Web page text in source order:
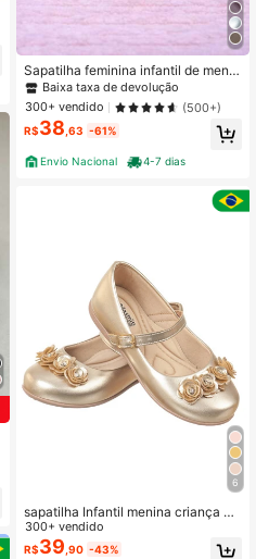
Sapatilha feminina infantil de menin
a do 20 ao 34 direto da fabrica Bati
zado
Baixa taxa de devolução
300+ vendido
(500+)
R$38 ,63 -61%
Envio Nacional 4-7 dias
6
sapatilha Infantil menina criança ba
tizado casamento festa flor 04
300+ vendido
R$39 ,90 -43%